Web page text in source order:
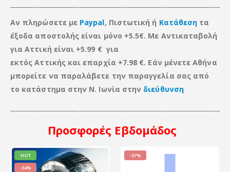
Αν πληρώσετε με Paypal, Πιστωτική ή Κατάθεση τα
έξοδα αποστολής είναι μόνο +5.5€. Με Αντικαταβολή
για Αττική είναι +5.99 € για
εκτός Αττικής καιεπαρχία +7.98 €. Εάν μένετε Αθήνα
μπορείτε να παραλάβετε την παραγγελία σας από
το κατάστημα στην Ν. Ιωνία στην διεύθυνση
Προσφορές Εβδομάδος
HOT
-34%
-37%